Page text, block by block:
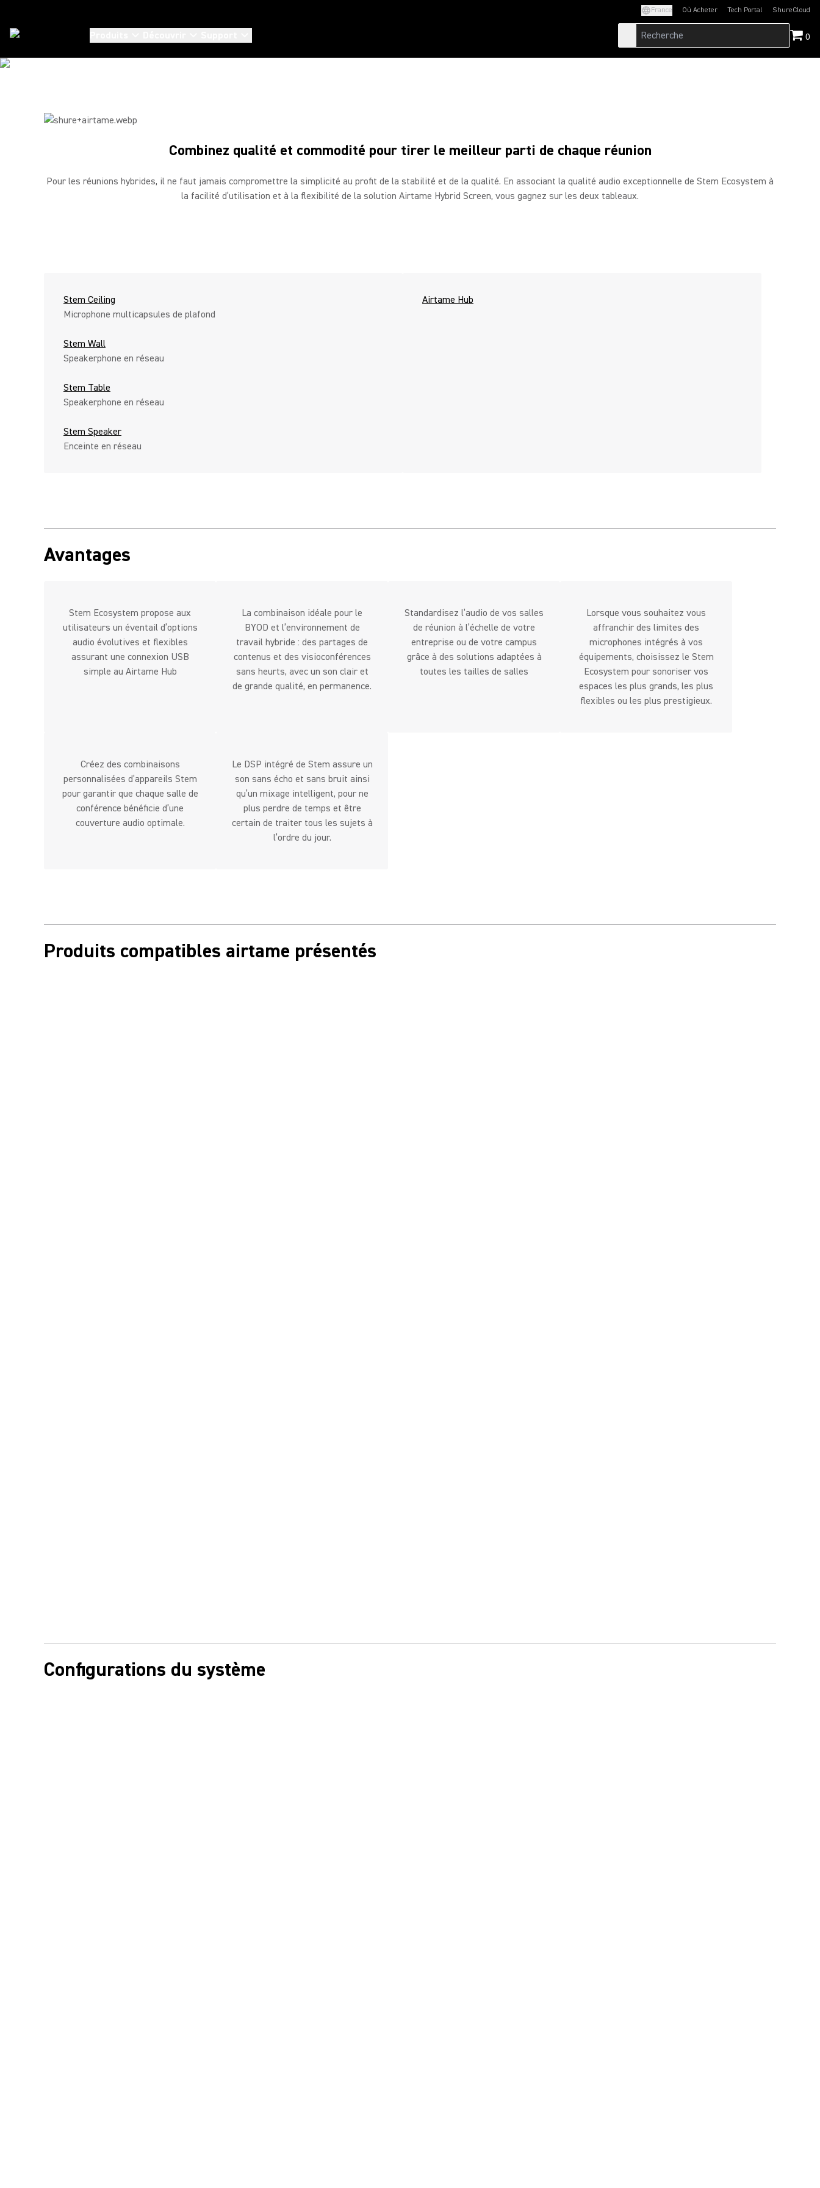
France Où Acheter Tech Portal
(Opens in a new tab)ShureCloud
(Opens in a new
0
SHURE ET AIRTAME
Combinez qualité et commodité pour tirer le meilleur parti de chaque réunion
Pour les réunions hybrides, il ne faut jamais compromettre la simplicité au profit de la stabilité et de la qualité. En associant la qualité audio exceptionnelle de Stem Ecosystem à
la facilité d’utilisation et à la flexibilité de la solution Airtame Hybrid Screen, vous gagnez sur les deux tableaux.
Stem Ceiling
Microphone multicapsules de plafond
Stem Wall
Speakerphone en réseau
Stem Table
Speakerphone en réseau
Stem Speaker
Enceinte en réseau
Airtame Hub
Avantages
Stem Ecosystem propose aux
utilisateurs un éventail d’options
audio évolutives et flexibles
assurant une connexion USB
simple au Airtame Hub
La combinaison idéale pour le
BYOD et l’environnement de
travail hybride : des partages de
contenus et des visioconférences
sans heurts, avec un son clair et
de grande qualité, en permanence.
Standardisez l’audio de vos salles
de réunion à l’échelle de votre
entreprise ou de votre campus
grâce à des solutions adaptées à
toutes les tailles de salles
Lorsque vous souhaitez vous
affranchir des limites des
microphones intégrés à vos
équipements, choisissez le Stem
Ecosystem pour sonoriser vos
espaces les plus grands, les plus
flexibles ou les plus prestigieux.
Créez des combinaisons
personnalisées d’appareils Stem
pour garantir que chaque salle de
conférence bénéficie d’une
couverture audio optimale.
Le DSP intégré de Stem assure un
son sans écho et sans bruit ainsi
qu’un mixage intelligent, pour ne
plus perdre de temps et être
certain de traiter tous les sujets à
l’ordre du jour.
Produits compatibles airtame présentés
Configurations du système